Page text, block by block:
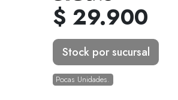
$ 29.900
Stock por sucursal
Pocas Unidades.